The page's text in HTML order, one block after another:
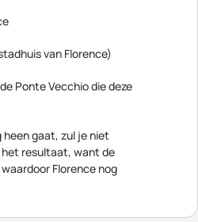
van Florence)
Ponte Vecchio die deze
heen gaat, zul je niet
resultaat, want de
Florence nog